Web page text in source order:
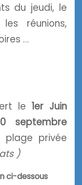
du jeudi, le
réunions,
…
le 1er Juin
septembre
plage privée
)
ci-dessous